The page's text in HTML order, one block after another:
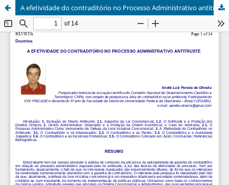
A efetividade do contraditório no Processo Administrativo antitruste